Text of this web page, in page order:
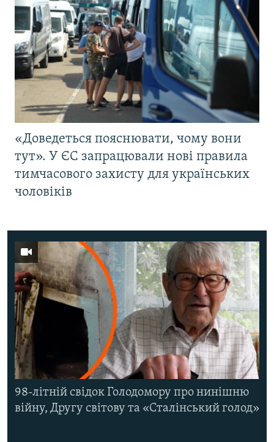
«Доведеться пояснювати, чому вони
тут». У ЄС запрацювали нові правила
тимчасового захисту для українських
чоловіків
98-літній свідок Голодомору про нинішню
війну, Другу світову та «Сталінський голод»